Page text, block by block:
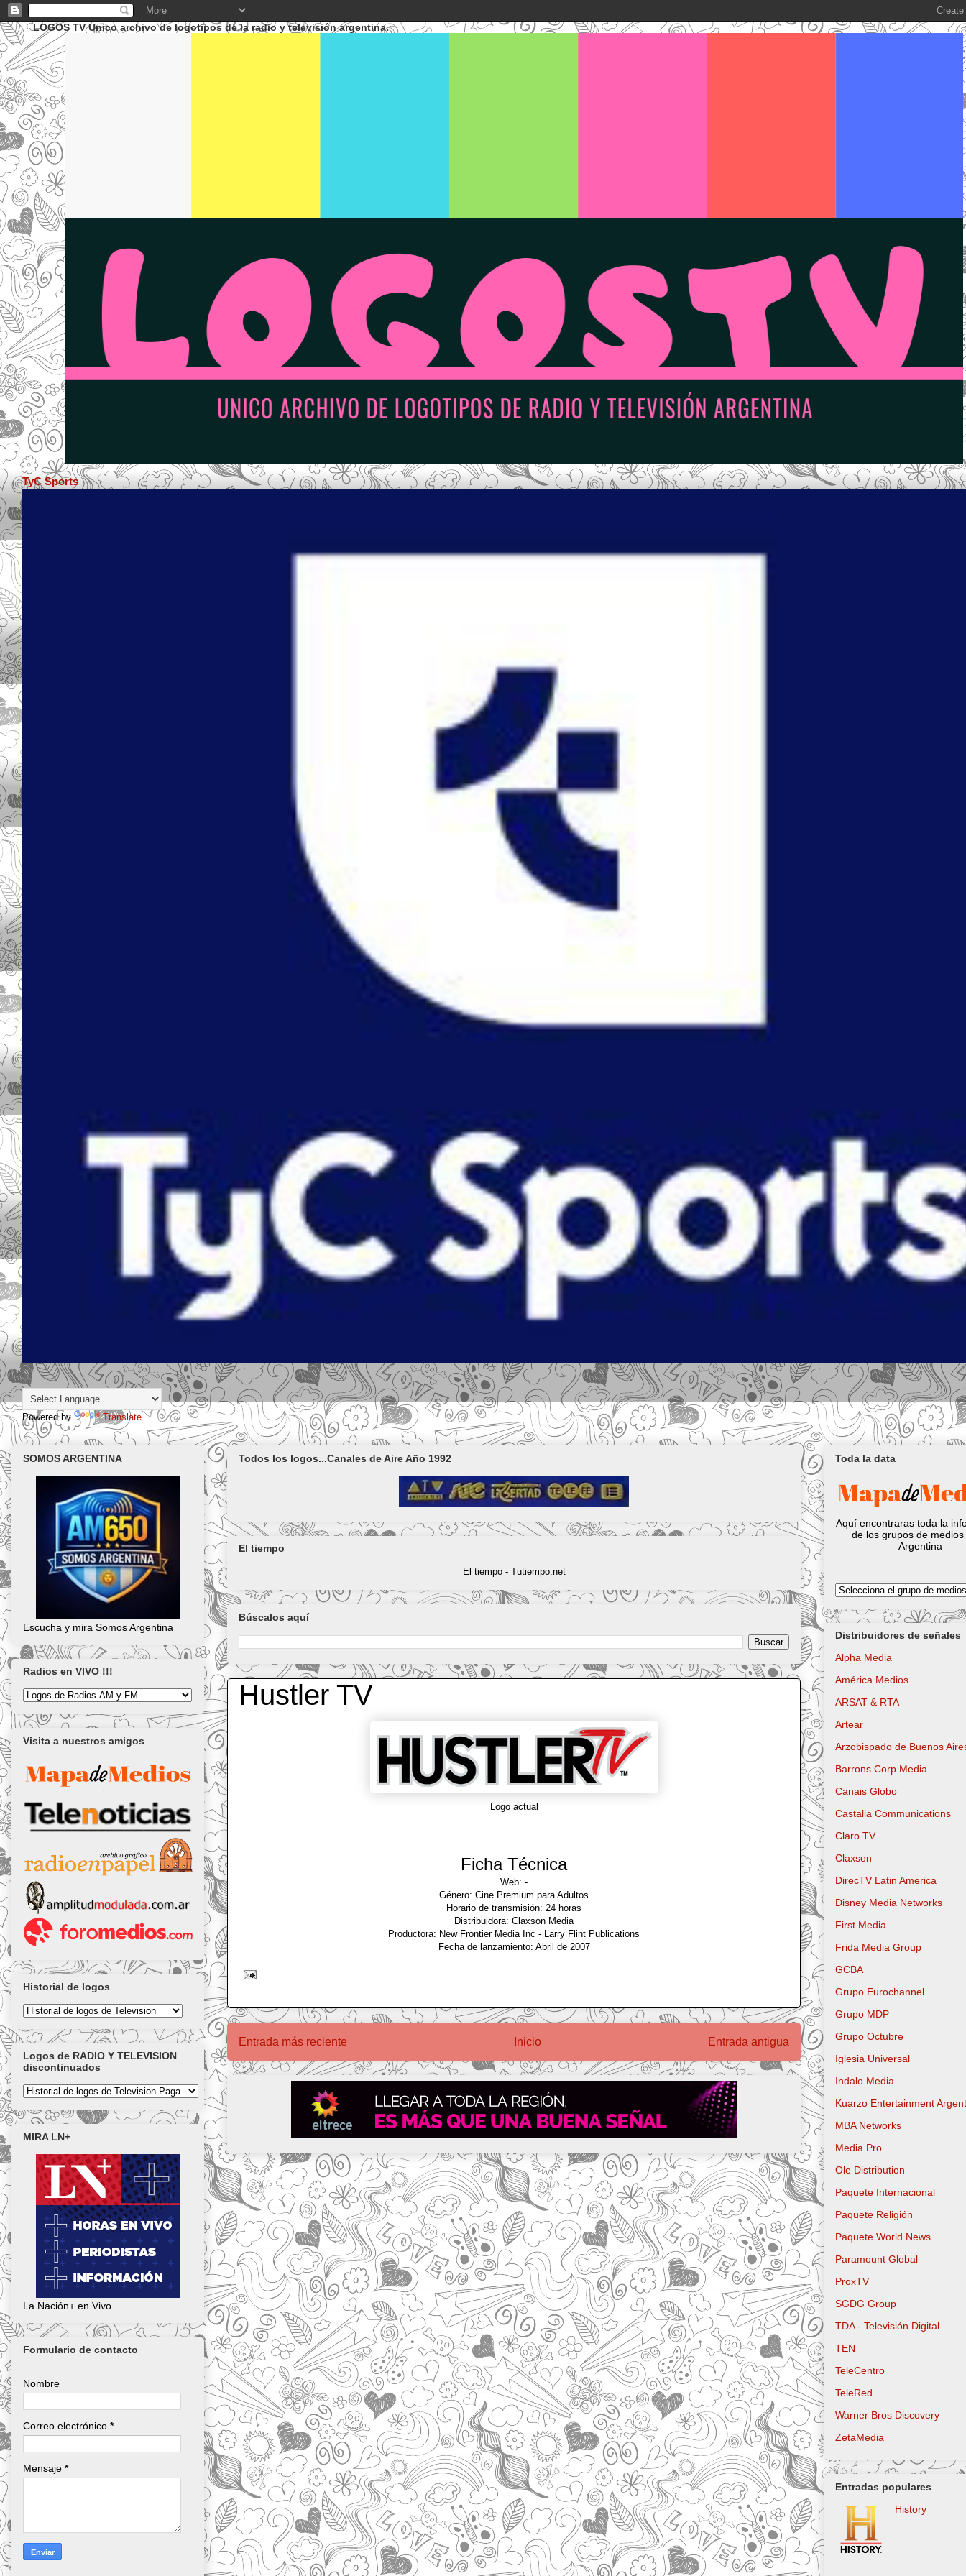
LOGOS TV Unico archivo de logotipos de la radio y televisión argentina.
TyC Sports
Powered by Translate
Todos los logos...Canales de Aire Año 1992
El tiempo
El tiempo - Tutiempo.net
Búscalos aquí
Hustler TV
Logo actual
Ficha Técnica
Web: -
Género: Cine Premium para Adultos
Horario de transmisión: 24 horas
Distribuidora: Claxson Media
Productora: New Frontier Media Inc - Larry Flint Publications
Fecha de lanzamiento: Abril de 2007
Entrada más reciente Entrada antigua
Inicio
SOMOS ARGENTINA
Escucha y mira Somos Argentina
Radios en VIVO !!!
Visita a nuestros amigos
Historial de logos
Logos de RADIO Y TELEVISION
discontinuados
MIRA LN+
La Nación+ en Vivo
Formulario de contacto
Nombre
Correo electrónico *
Mensaje *
Toda la data
Aquí encontraras toda la
de los grupos de medios
Argentina
Distribuidores de señales
Alpha Media
América Medios
ARSAT & RTA
Artear
Arzobispado de Buenos
Barrons Corp Media
Canais Globo
Castalia Communications
Claro TV
Claxson
DirecTV Latin America
Disney Media Networks
First Media
Frida Media Group
GCBA
Grupo Eurochannel
Grupo MDP
Grupo Octubre
Iglesia Universal
Indalo Media
Kuarzo Entertainment
MBA Networks
Media Pro
Ole Distribution
Paquete Internacional
Paquete Religión
Paquete World News
Paramount Global
ProxTV
SGDG Group
TDA - Televisión Digital
TEN
TeleCentro
TeleRed
Warner Bros Discovery
ZetaMedia
Entradas populares
History